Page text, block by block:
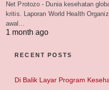
Net Protozo - Dunia kesehatan
kritis. Laporan World Health
awal…
1 month ago
RECENT POSTS
Di Balik Layar Program